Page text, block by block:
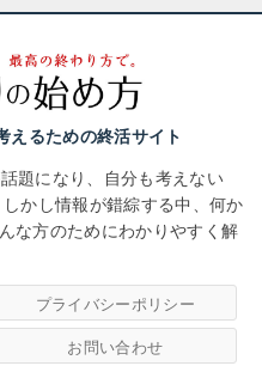
えるための終活サイト
題になり、自分も考えない
しかし情報が錯綜する中、何か
な方のためにわかりやすく解
プライバシーポリシー
お問い合わせ